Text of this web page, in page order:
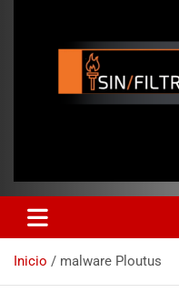
Inicio malware Ploutus